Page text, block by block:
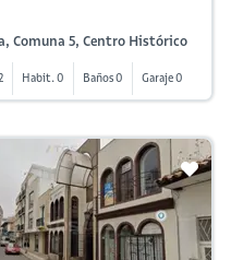
Comuna 5, Centro Histórico
Habit. 0 Baños 0 Garaje 0